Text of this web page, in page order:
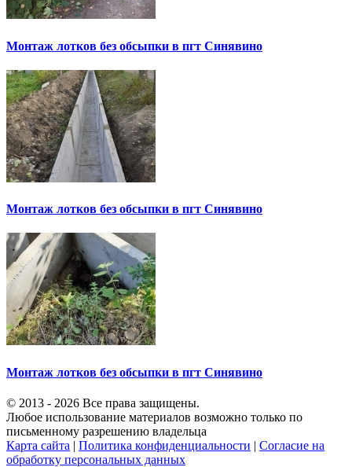
Монтаж лотков без обсыпки в пгт Синявино
Монтаж лотков без обсыпки в пгт Синявино
Монтаж лотков без обсыпки в пгт Синявино
© 2013 - 2026 Все права защищены.
Любое использование материалов возможно только по
письменному разрешению владельца
Карта сайта | Политика конфиденциальности | Согласие на
обработку персональных данных